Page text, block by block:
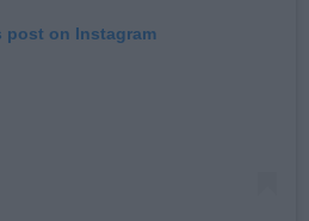
post on Instagram